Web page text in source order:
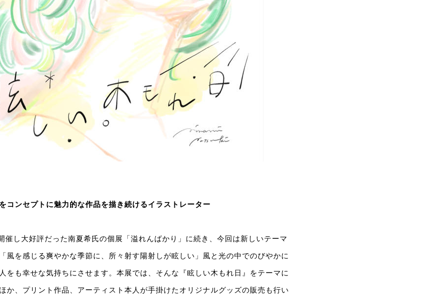
コンセプトに魅力的な作品を描き続けるイラストレーター
催し大好評だった南夏希氏の個展「溢れんばかり」に続き、今回は新しいテーマ
風を感じる爽やかな季節に、所々射す陽射しが眩しい」風と光の中でのびやかに
をも幸せな気持ちにさせます。本展では、そんな『眩しい木もれ日』をテーマに
か、プリント作品、アーティスト本人が手掛けたオリジナルグッズの販売も行い